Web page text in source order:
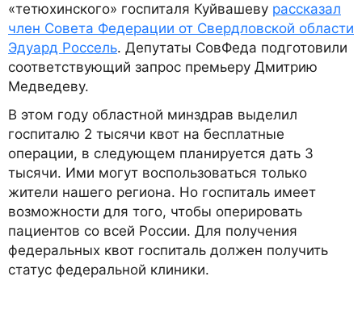
«тетюхинского» госпиталя Куйвашеву рассказал
член Совета Федерации от Свердловской области
Эдуард Россель. Депутаты СовФеда подготовили
соответствующий запрос премьеру Дмитрию
Медведеву.
В этом году областной минздрав выделил
госпиталю 2 тысячи квот на бесплатные
операции, в следующем планируется дать 3
тысячи. Ими могут воспользоваться только
жители нашего региона. Но госпиталь имеет
возможности для того, чтобы оперировать
пациентов со всей России. Для получения
федеральных квот госпиталь должен получить
статус федеральной клиники.